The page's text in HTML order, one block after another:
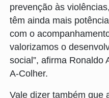
prevenção às
têm ainda mais
com o
valorizamos o
social”, afirma Ronaldo
A-Colher.
Vale dizer também que